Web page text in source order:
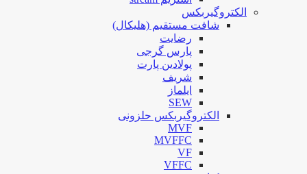
الکتروگیربکس
شافت مستقیم (هلیکال)
رضایت
پارس گرجی
پولادین پارت
شریف
ایلماز
SEW
الکتروگیربکس حلزونی
MVF
MVFFC
VF
VFFC